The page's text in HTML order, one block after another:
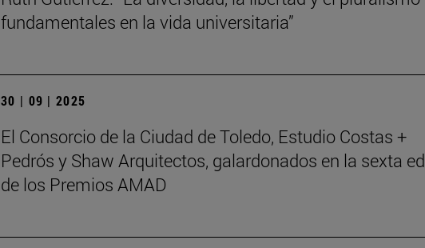
fundamentales en la vida universitaria”
30 | 09 | 2025
El Consorcio de la Ciudad de Toledo, Estudio Costas +
Pedrós y Shaw Arquitectos, galardonados en la sexta
de los Premios AMAD